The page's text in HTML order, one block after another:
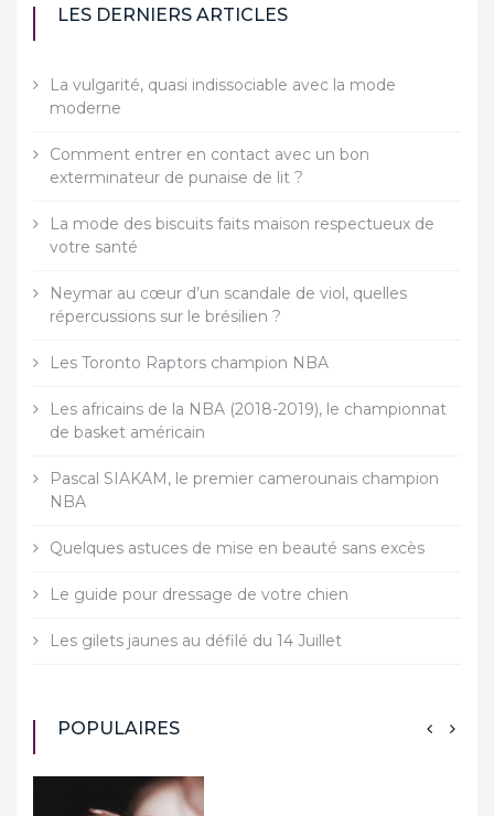
LES DERNIERS ARTICLES
La vulgarité, quasi indissociable avec la mode
moderne
Comment entrer en contact avec un bon
exterminateur de punaise de lit ?
La mode des biscuits faits maison respectueux de
votre santé
Neymar au cœur d’un scandale de viol, quelles
répercussions sur le brésilien ?
Les Toronto Raptors champion NBA
Les africains de la NBA (2018-2019), le championnat
de basket américain
Pascal SIAKAM, le premier camerounais champion
NBA
Quelques astuces de mise en beauté sans excès
Le guide pour dressage de votre chien
Les gilets jaunes au défilé du 14 Juillet
POPULAIRES